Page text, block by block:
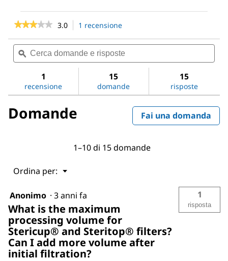
★★★★★
★★★★★
5
recensioni
Millipore®
Bottle
3.0 1 recensione
alla
pagina
delle
Cerca
domande
e
ϙ
1
recensione
15
domande
15
risposte
Domande Fai una domanda
1–10 di 15 domande
Ordina per: ▼
Menu
Anonimo · 3 anni fa
What is the maximum
processing volume for
Stericup® and Steritop® filters?
Can I add more volume after
initial filtration?
1
risposta